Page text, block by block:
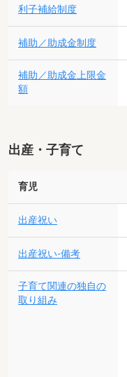
利子補給制度
補助／助成金制度
補助／助成金上限金
額
出産・子育て
育児
出産祝い
出産祝い-備考
子育て関連の独自の
取り組み